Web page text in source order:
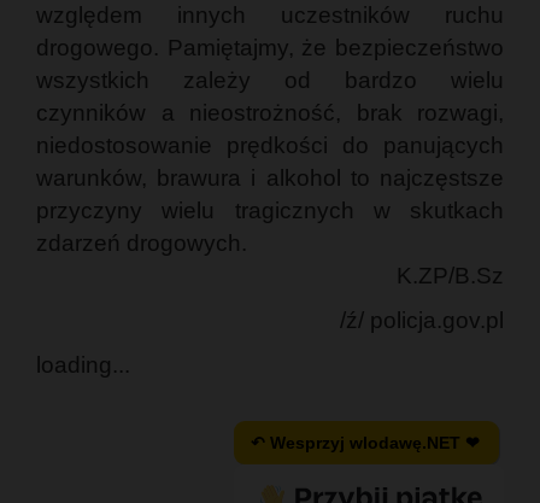
względem innych uczestników ruchu
drogowego. Pamiętajmy, że bezpieczeństwo
wszystkich zależy od bardzo wielu
czynników a nieostrożność, brak rozwagi,
niedostosowanie prędkości do panujących
warunków, brawura i alkohol to najczęstsze
przyczyny wielu tragicznych w skutkach
zdarzeń drogowych.
K.ZP/B.Sz
/ź/ policja.gov.pl
loading...
↶ Wesprzyj wlodawę.NET ❤